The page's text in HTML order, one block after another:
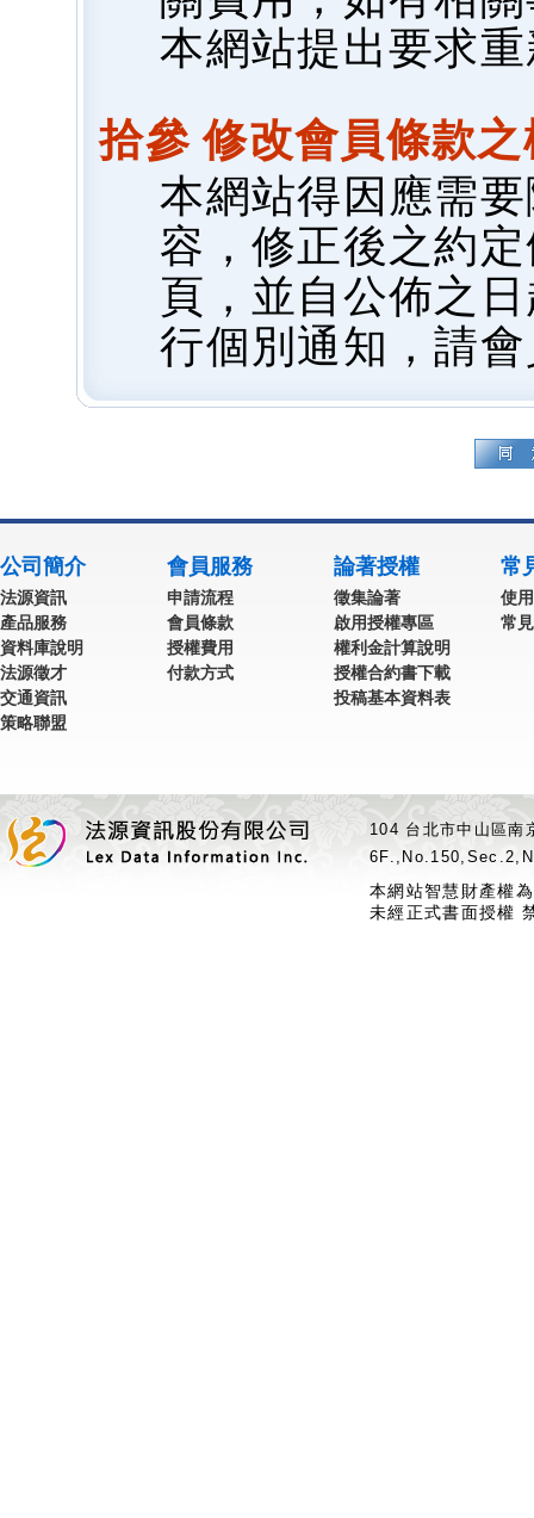
本網站提出要求
拾參 修改會員條款
本網站得因應需
容，修正後之約
頁，並自公佈之
行個別通知，請
公司簡介
法源資訊
產品服務
資料庫說明
法源徵才
交通資訊
策略聯盟
會員服務
申請流程
會員條款
授權費用
付款方式
論著授權
徵集論著
啟用授權專區
權利金計算說明
授權合約書下載
投稿基本資料表
常
使
常
104 台北市中山區
本網站智慧財產權
未經正式書面授權